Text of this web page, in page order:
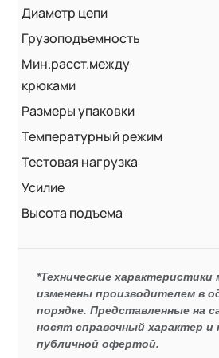
Диаметр цепи
Грузоподъемность
Мин.расст.между
крюками
Размеры упаковки
Температурный режим
Тестовая нагрузка
Усилие
Высота подъема
*Технические
изменены производителем в
порядке. Представленные на
носят справочный характер и
публичной офертой.